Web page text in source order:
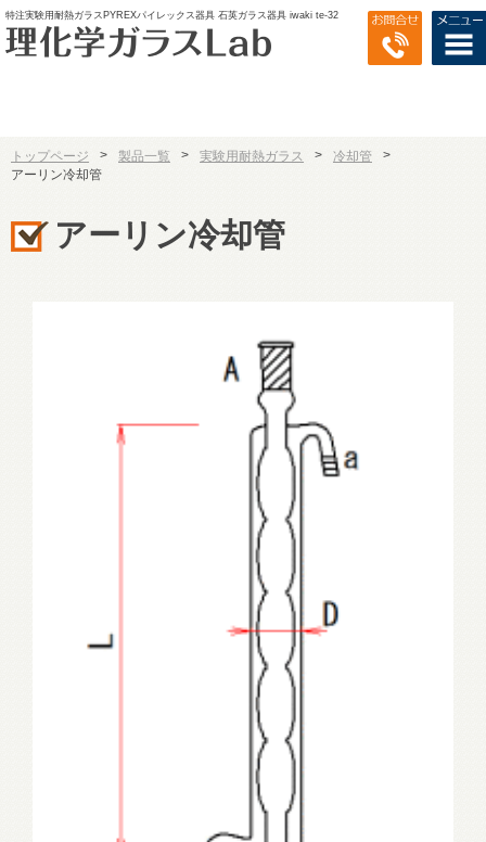
特注実験用耐熱ガラスPYREXパイレックス器具 石英ガラス器具 iwaki te-32
トップページ > 製品一覧 > 実験用耐熱ガラス > 冷却管
>
アーリン冷却管
アーリン冷却管